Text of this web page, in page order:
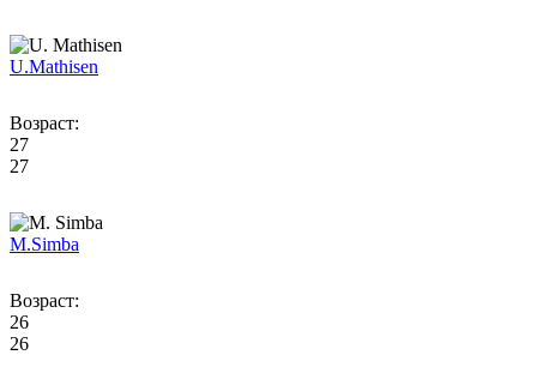
U.Mathisen
Возраст:
27
27
M.Simba
Возраст:
26
26